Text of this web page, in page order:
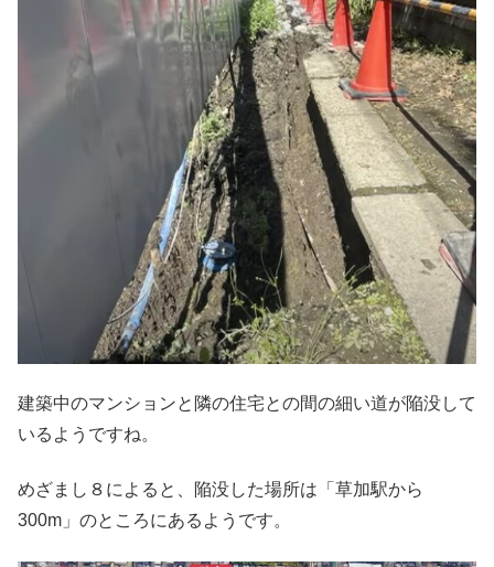
建築中のマンションと隣の住宅との間の細い道が陥没して
いるようですね。
めざまし８によると、陥没した場所は「草加駅から
300m」のところにあるようです。